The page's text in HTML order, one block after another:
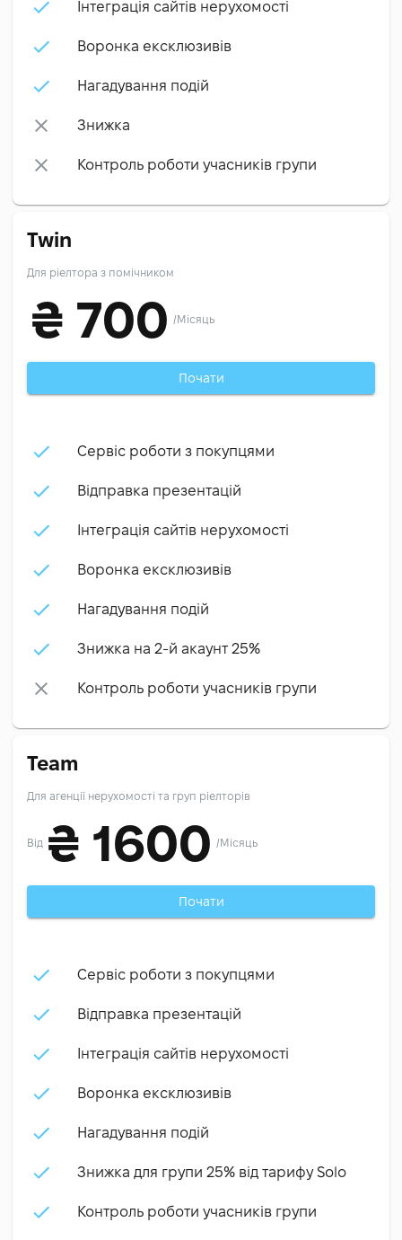
Інтеграція сайтів нерухомості
Воронка ексклюзивів
Нагадування подій
Знижка
Контроль роботи учасників групи
Twin
Для ріелтора з помічником
₴ 700 / Місяць
Почати
Сервіс роботи з покупцями
Відправка презентацій
Інтеграція сайтів нерухомості
Воронка ексклюзивів
Нагадування подій
Знижка на 2-й акаунт 25%
Контроль роботи учасників групи
Team
Для агенції нерухомості та груп ріелторів
Від ₴ 1600 / Місяць
Почати
Сервіс роботи з покупцями
Відправка презентацій
Інтеграція сайтів нерухомості
Воронка ексклюзивів
Нагадування подій
Знижка для групи 25% від тарифу Solo
Контроль роботи учасників групи